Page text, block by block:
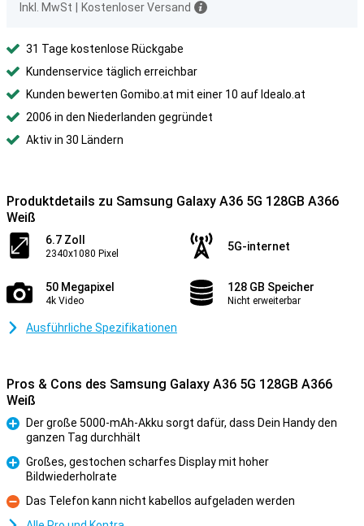
Inkl. MwSt Kostenloser Versand
31 Tage kostenlose Rückgabe
Kundenservice täglich erreichbar
Kunden bewerten Gomibo.at mit einer 10 auf Idealo.at
2006 in den Niederlanden gegründet
Aktiv in 30 Ländern
Produktdetails zu Samsung Galaxy A36 5G 128GB A366
Weiß
6.7 Zoll
2340x1080 Pixel
5G-internet
50 Megapixel
4k Video
128 GB Speicher
Nicht erweiterbar
Ausführliche Spezifikationen
Pros & Cons des Samsung Galaxy A36 5G 128GB A366
Weiß
Der große 5000-mAh-Akku sorgt dafür, dass Dein Handy den
ganzen Tag durchhält
Großes, gestochen scharfes Display mit hoher
Bildwiederholrate
Kontra
Das Telefon kann nicht kabellos aufgeladen werden